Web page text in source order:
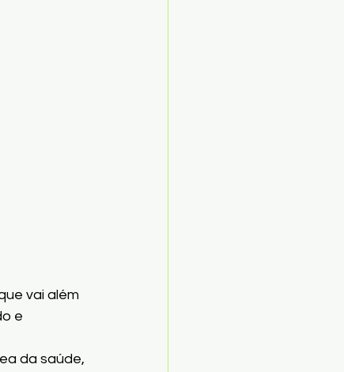
vai além
e
da saúde,